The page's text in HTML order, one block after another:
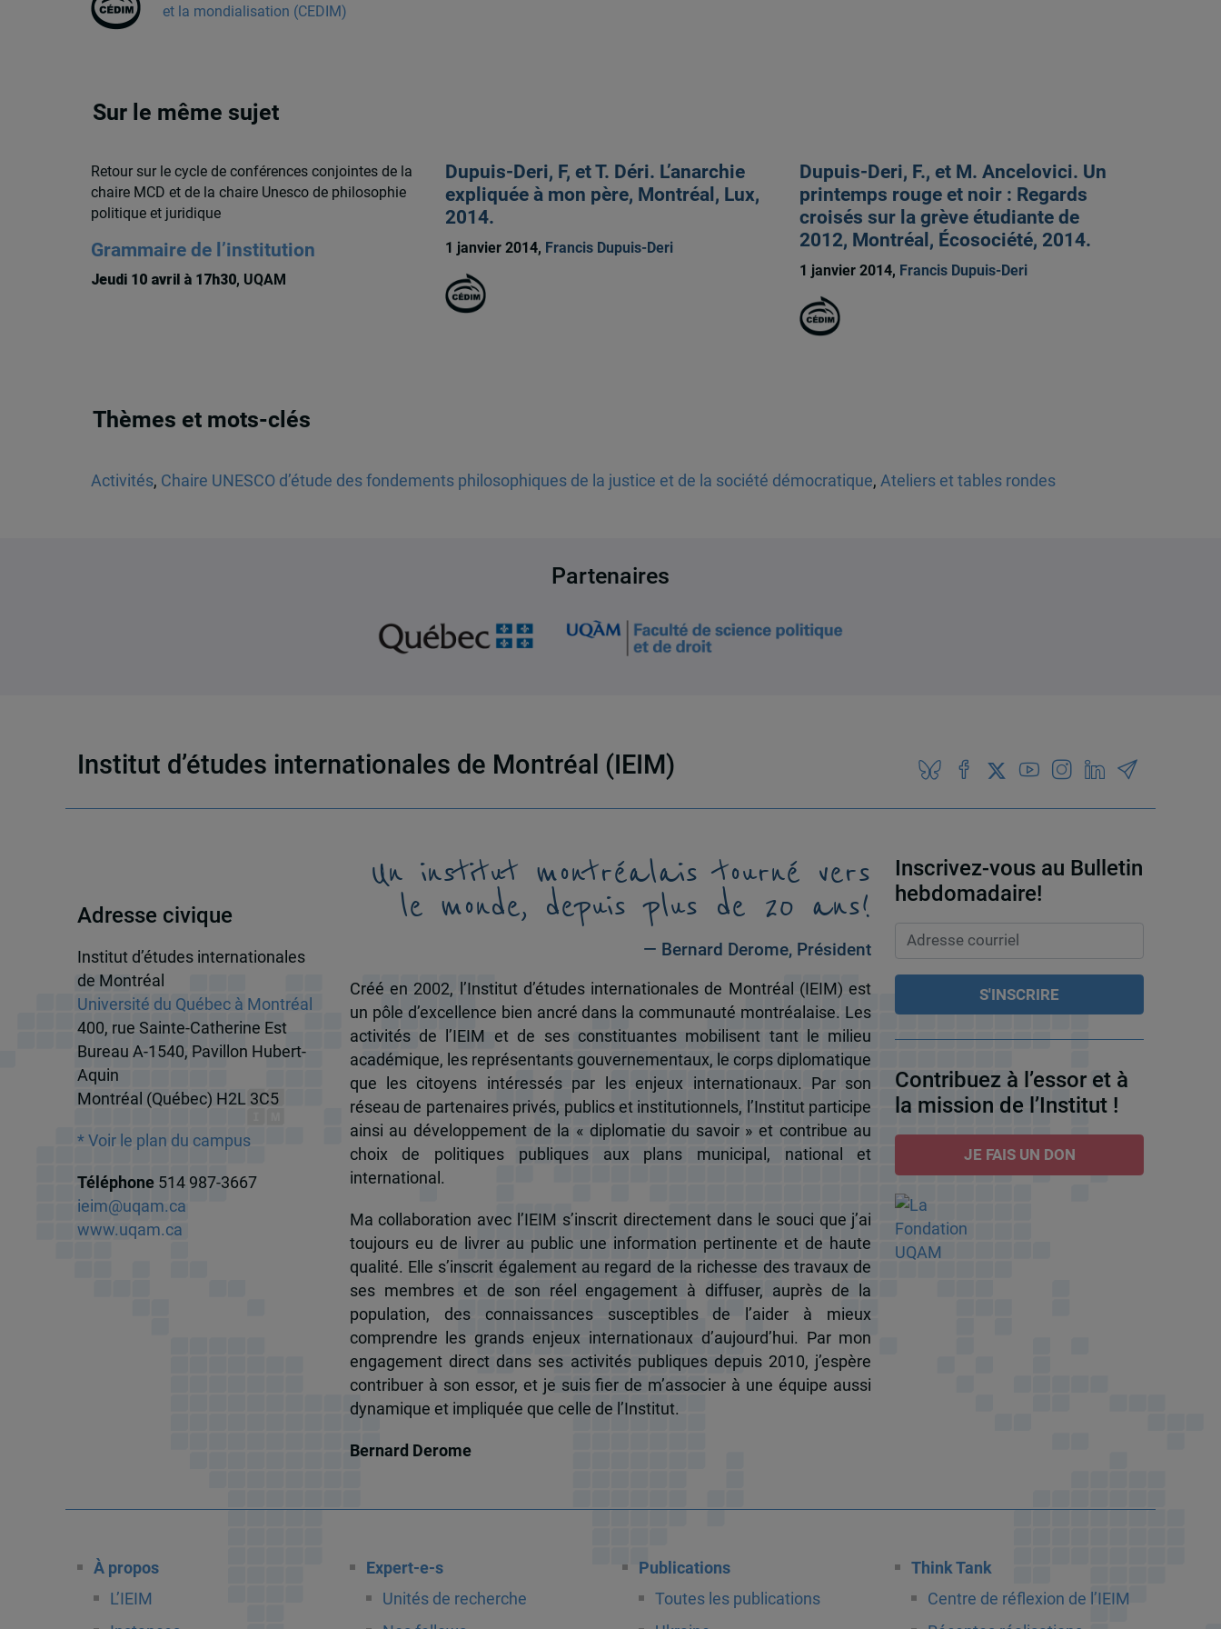
et la mondialisation (CEDIM)
Sur le même sujet
Retour sur le cycle de conférences conjointes de la
chaire MCD et de la chaire Unesco de philosophie
politique et juridique
Grammaire de l’institution
Jeudi 10 avril à 17h30, UQAM
Dupuis-Deri, F, et T. Déri. L’anarchie
expliquée à mon père, Montréal, Lux,
2014.
1 janvier 2014, Francis Dupuis-Deri
Dupuis-Deri, F., et M. Ancelovici. Un
printemps rouge et noir : Regards
croisés sur la grève étudiante de
2012, Montréal, Écosociété, 2014.
1 janvier 2014, Francis Dupuis-Deri
Thèmes et mots-clés
Activités, Chaire UNESCO d’étude des fondements philosophiques de la justice et de la société démocratique, Ateliers et tables rondes
Partenaires
Institut d’études internationales de Montréal (IEIM)
Adresse civique
Institut d’études internationales
de Montréal
Université du Québec à Montréal
400, rue Sainte-Catherine Est
Bureau A-1540, Pavillon Hubert-
Aquin
Montréal (Québec) H2L 3C5
* Voir le plan du campus
Téléphone 514 987-3667
ieim@uqam.ca
www.uqam.ca
Un institut montréalais tourné vers
le monde, depuis plus de 20 ans!
— Bernard Derome, Président
Créé en 2002, l’Institut d’études internationales de Montréal (IEIM) est
un pôle d’excellence bien ancré dans la communauté montréalaise. Les
activités de l’IEIM et de ses constituantes mobilisent tant le milieu
académique, les représentants gouvernementaux, le corps diplomatique
que les citoyens intéressés par les enjeux internationaux. Par son
réseau de partenaires privés, publics et institutionnels, l’Institut participe
ainsi au développement de la « diplomatie du savoir » et contribue au
choix de politiques publiques aux plans municipal, national et
international.
Ma collaboration avec l’IEIM s’inscrit directement dans le souci que j’ai
toujours eu de livrer au public une information pertinente et de haute
qualité. Elle s’inscrit également au regard de la richesse des travaux de
ses membres et de son réel engagement à diffuser, auprès de la
population, des connaissances susceptibles de l’aider à mieux
comprendre les grands enjeux internationaux d’aujourd’hui. Par mon
engagement direct dans ses activités publiques depuis 2010, j’espère
contribuer à son essor, et je suis fier de m’associer à une équipe aussi
dynamique et impliquée que celle de l’Institut.
Bernard Derome
Inscrivez-vous au Bulletin
hebdomadaire!
Contribuez à l’essor et à
la mission de l’Institut !
JE FAIS UN DON
À propos
L’IEIM
Expert-e-s
Unités de recherche
Publications
Toutes les publications
Think Tank
Centre de réflexion de l’IEIM